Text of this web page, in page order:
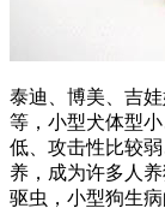
泰迪、博美、吉
等，小型犬体型
低、攻击性比较
养，成为许多人
驱虫，小型狗生病